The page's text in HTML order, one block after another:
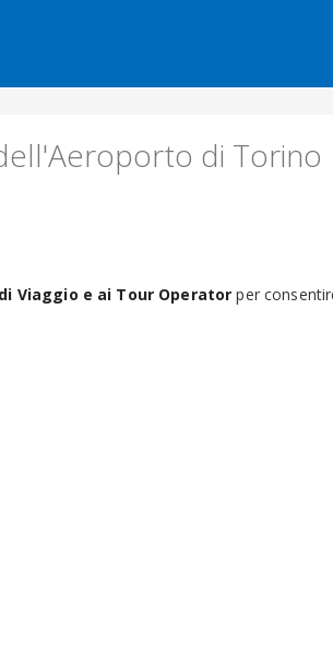
di Torino
Viaggio e ai Tour Operator per